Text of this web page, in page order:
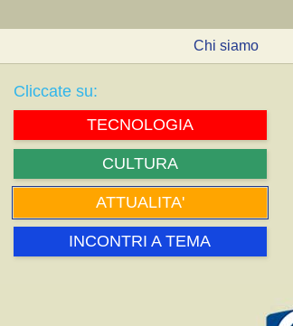
Chi siamo
Cliccate su:
TECNOLOGIA
CULTURA
ATTUALITA'
INCONTRI A TEMA